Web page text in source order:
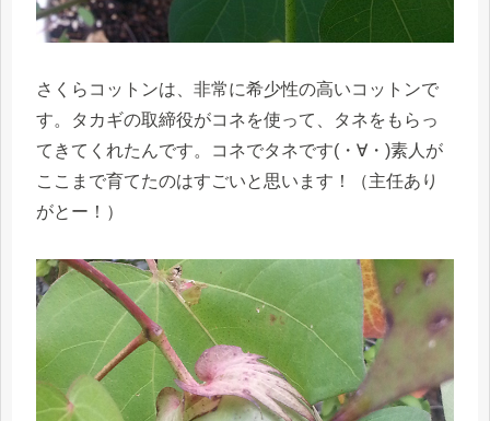
さくらコットンは、非常に希少性の高いコットンで
す。タカギの取締役がコネを使って、タネをもらっ
てきてくれたんです。コネでタネです(・∀・)素人が
ここまで育てたのはすごいと思います！（主任あり
がとー！）